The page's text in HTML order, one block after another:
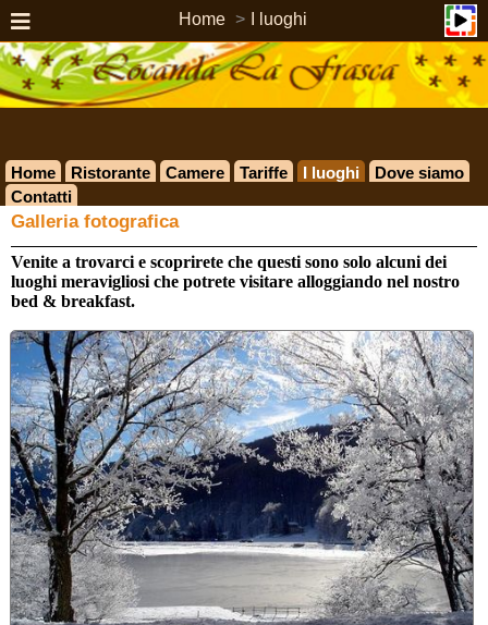
Home I luoghi
Home Ristorante Camere Tariffe I luoghi
Dove siamo
Contatti
Galleria fotografica
Venite a trovarci e scoprirete che questi sono solo alcuni dei
luoghi meravigliosi che potrete visitare alloggiando nel nostro
bed & breakfast.